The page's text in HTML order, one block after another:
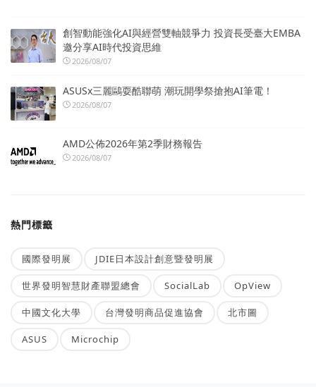
創智動能強化AI與經營雙軸競爭力 投資長受臺大EMBA
邀分享AI時代投資思維
2026/08/07
ASUSx三麗鷗耍酷聯萌 潮玩開學祭搶抱AI筆電！
2026/08/07
AMD公佈2026年第2季財務報告
2026/08/07
熱門標籤
國際發明展 JDIE日本設計創意暨發明展
世界發明智慧財產聯盟總會 SocialLab OpView
中國文化大學 台灣發明商品促進協會 北市圖
ASUS Microchip